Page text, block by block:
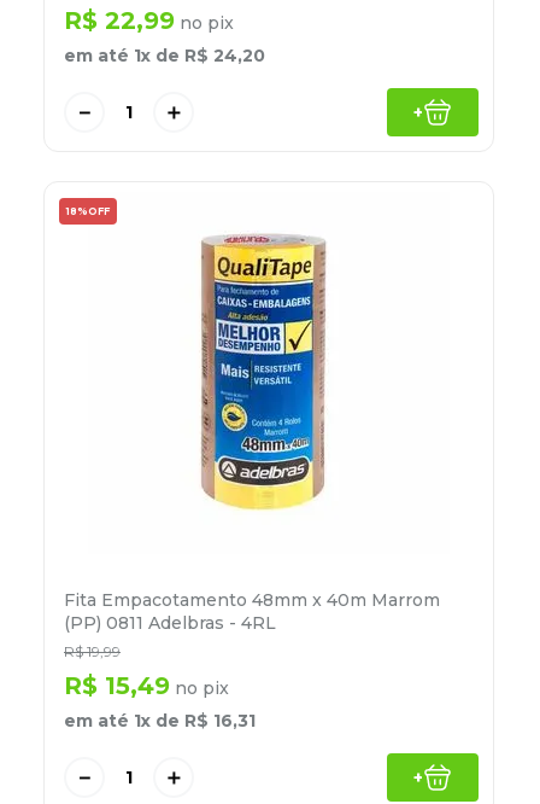
R$ 22,99 no pix
em até 1x de R$ 24,20
＋
－ +
18% OFF
Fita Empacotamento 48mm x 40m Marrom
(PP) 0811 Adelbras - 4RL
R$ 19,99
R$ 15,49 no pix
em até 1x de R$ 16,31
＋
－ +